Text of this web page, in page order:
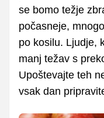
se bomo težje
počasneje,
po kosilu. Ljudje,
manj težav s
Upoštevajte teh
vsak dan